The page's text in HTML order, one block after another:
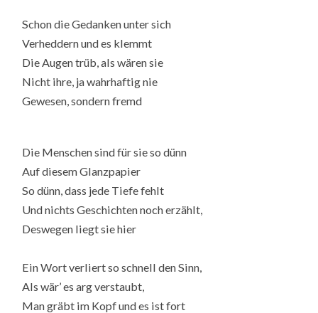
Schon die Gedanken unter sich
Verheddern und es klemmt
Die Augen trüb, als wären sie
Nicht ihre, ja wahrhaftig nie
Gewesen, sondern fremd
Die Menschen sind für sie so dünn
Auf diesem Glanzpapier
So dünn, dass jede Tiefe fehlt
Und nichts Geschichten noch erzählt,
Deswegen liegt sie hier
Ein Wort verliert so schnell den Sinn,
Als wär’ es arg verstaubt,
Man gräbt im Kopf und es ist fort